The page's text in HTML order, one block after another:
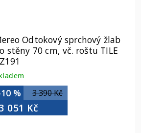
Odtokový sprchový žlab
stěny 70 cm, vč. roštu TILE
3 390 Kč
%
051 Kč